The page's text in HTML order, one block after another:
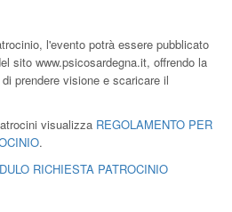
l'evento potrà essere pubblicato
sito www.psicosardegna.it, offrendo la
prendere visione e scaricare il
visualizza REGOLAMENTO PER
.
RICHIESTA PATROCINIO